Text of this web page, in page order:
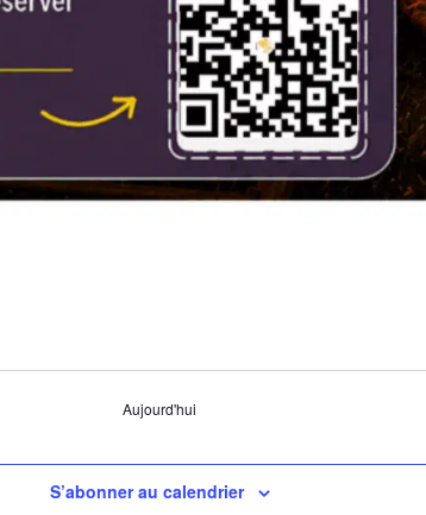
Aujourd'hui
S’abonner au calendrier